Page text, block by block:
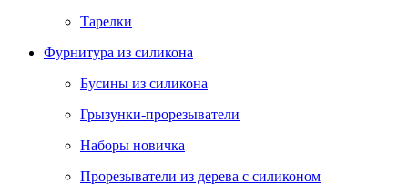
Тарелки
Фурнитура из силикона
Бусины из силикона
Грызунки-прорезыватели
Наборы новичка
Прорезыватели из дерева с силиконом